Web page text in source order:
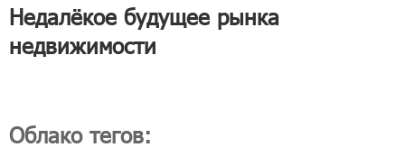
Недалёкое будущее рынка
недвижимости
Облако тегов: